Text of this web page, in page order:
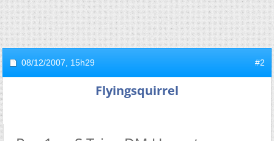
08/12/2007, 15h29 #2
Flyingsquirrel